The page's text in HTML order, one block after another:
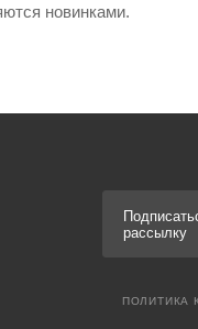
новинками.
рассылку
ПОЛИТИКА